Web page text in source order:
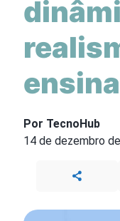
ensina
Por TecnoHub
14 de dezembro